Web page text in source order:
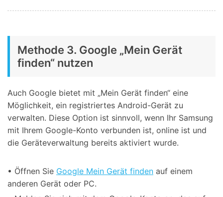
Methode 3. Google „Mein Gerät
finden“ nutzen
Auch Google bietet mit „Mein Gerät finden“ eine
Möglichkeit, ein registriertes Android-Gerät zu
verwalten. Diese Option ist sinnvoll, wenn Ihr Samsung
mit Ihrem Google-Konto verbunden ist, online ist und
die Geräteverwaltung bereits aktiviert wurde.
• Öffnen Sie Google Mein Gerät finden auf einem
anderen Gerät oder PC.